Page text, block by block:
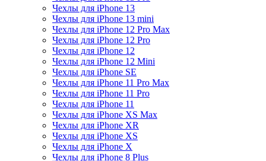
Чехлы для iPhone 13
Чехлы для iPhone 13 mini
Чехлы для iPhone 12 Pro Max
Чехлы для iPhone 12 Pro
Чехлы для iPhone 12
Чехлы для iPhone 12 Mini
Чехлы для iPhone SE
Чехлы для iPhone 11 Pro Max
Чехлы для iPhone 11 Pro
Чехлы для iPhone 11
Чехлы для iPhone XS Max
Чехлы для iPhone XR
Чехлы для iPhone XS
Чехлы для iPhone X
Чехлы для iPhone 8 Plus